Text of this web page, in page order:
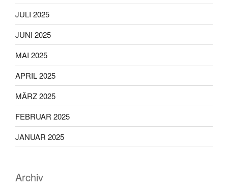
JULI 2025
JUNI 2025
MAI 2025
APRIL 2025
MÄRZ 2025
FEBRUAR 2025
JANUAR 2025
Archiv